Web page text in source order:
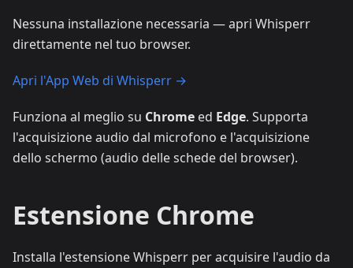
Nessuna installazione necessaria — apri Whisperr
direttamente nel tuo browser.
Apri l'App Web di Whisperr →
Funziona al meglio su Chrome ed Edge. Supporta
l'acquisizione audio dal microfono e l'acquisizione
dello schermo (audio delle schede del browser).
Estensione Chrome
Installa l'estensione Whisperr per acquisire l'audio da